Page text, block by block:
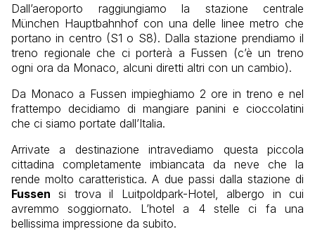
Dall’aeroporto raggiungiamo la stazione centrale
München Hauptbahnhof con una delle linee metro che
portano in centro (S1 o S8). Dalla stazione prendiamo il
treno regionale che ci porterà a Fussen (c’è un treno
ogni ora da Monaco, alcuni diretti altri con un cambio).
Da Monaco a Fussen impieghiamo 2 ore in treno e nel
frattempo decidiamo di mangiare panini e cioccolatini
che ci siamo portate dall’Italia.
Arrivate a destinazione intravediamo questa piccola
cittadina completamente imbiancata da neve che la
rende molto caratteristica. A due passi dalla stazione di
Fussen si trova il Luitpoldpark-Hotel, albergo in cui
avremmo soggiornato. L’hotel a 4 stelle ci fa una
bellissima impressione da subito.